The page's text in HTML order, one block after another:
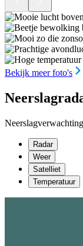
Bekijk meer foto's
Radar
Weer
Satelliet
Temperatuur